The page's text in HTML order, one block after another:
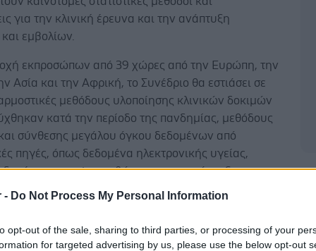
- Do Not Process My Personal Information
opt-out of the sale, sharing to third parties, or processing of your
for targeted advertising by us, please use the below opt-out
για την κλινική έρευνα και την ανάπτυξη
εμβολίων.
εκπροσώπων από 39 χώρες από την Ευρώπη, την
Ασία και την Αφρική, το Συνέδριο θα εστιάσει σε
μεθόδους υλοποίησης κλινικών δοκιμών
κατά την περίοδο της πανδημίας, μεθόδους
σύνθεσης μεγάλου όγκου δεδομένων από
πηγές, όπως δεδομένα ηλεκτρονικής υγείας,
και omics, καθώς και στην ανάπτυξη
μοντέλων νοσημάτων με τη χρήση μεθόδων
κλινικών μελετών και δεδομένων παρατήρησης (real
evidence).